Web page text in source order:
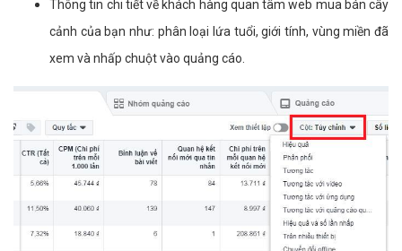
Thông tin chi tiết về khách hàng quan tâm web mua bán cây
cảnh của bạn như: phân loại lứa tuổi, giới tính, vùng miền đã
xem và nhấp chuột vào quảng cáo.